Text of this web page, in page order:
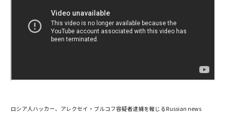
ロシア人ハッカー、アレクセイ・ブルコフ容疑者逮捕を報じるRussian news